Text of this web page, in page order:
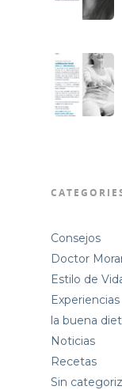
Consejos
Doctor
Estilo de
Experiencias
la buena
Noticias
Recetas
Sin